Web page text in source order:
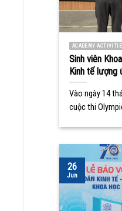
ACADEMY
Sinh viên
Kinh tế lượng
Vào ngày 14
cuộc thi
26
Jun